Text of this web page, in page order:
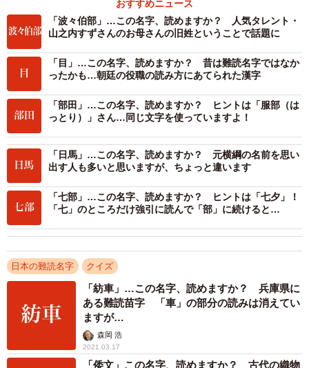
おすすめニュース
「波々伯部」…この名字、読めますか？ 人気タレント・
山之内すずさんのお母さんの旧姓ということで話題に
「目」…この名字、読めますか？ 昔は難読名字ではなか
ったかも…朝廷の役職の読み方にあてられた漢字
「部田」…この名字、読めますか？ ヒントは「服部（は
っとり）」さん…同じ文字を使っていますよ！
「日馬」…この名字、読めますか？ 元横綱の名前を思い
出す人も多いと思いますが、ちょっと違います
「七部」…この名字、読めますか？ ヒントは「七夕」！
「七」のところだけ強引に読んで「部」に続けると…
日本の難読名字 クイズ
「紡車」…この名字、読めますか？ 兵庫県に
ある難読苗字 「車」の部分の読みは消えてい
ますが…
森岡 浩
2021.03.17
「倭文」この名字、読めますか？ 古代の織物